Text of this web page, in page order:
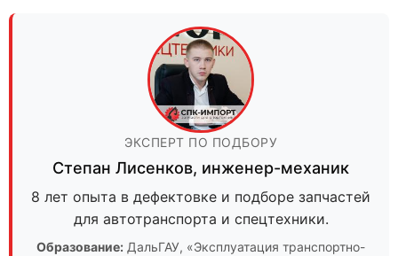
ЭКСПЕРТ ПО ПОДБОРУ
Степан Лисенков, инженер-механик
8 лет опыта в дефектовке и подборе запчастей
для автотранспорта и спецтехники.
Образование: ДальГАУ, «Эксплуатация транспортно-